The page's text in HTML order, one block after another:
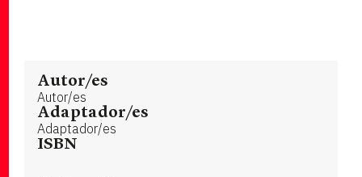
Autor/es
Autor/es
Adaptador/es
Adaptador/es
ISBN